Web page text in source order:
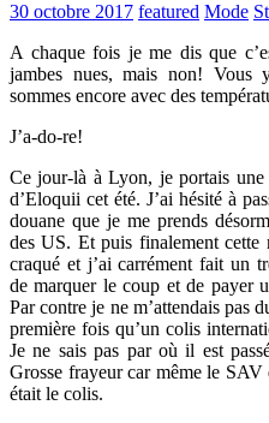
30 octobre 2017 featured Mode
A chaque fois je me dis que
jambes nues, mais non!
sommes encore avec des
J’a-do-re!
Ce jour-là à Lyon, je portais une
d’Eloquii cet été. J’ai hésité à
douane que je me prends
des US. Et puis finalement cette
craqué et j’ai carrément fait un
de marquer le coup et de payer
Par contre je ne m’attendais pas
première fois qu’un colis
Je ne sais pas par où il est
Grosse frayeur car même le
était le colis.